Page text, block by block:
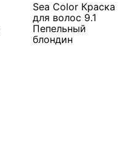
Sea Color Краска
для волос 9.1
Пепельный
блондин